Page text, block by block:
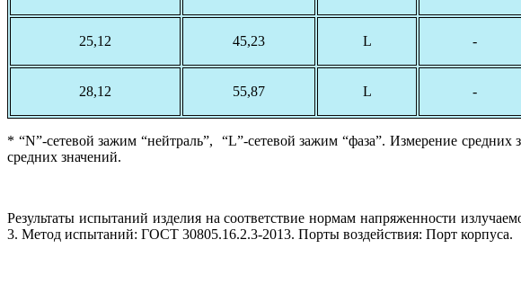
25,12 45,23 L -
28,12 55,87 L -
* “N”-сетевой зажим “нейтраль”, “L”-сетевой зажим “фаза”. Измерение
средних значений.
Результаты испытаний изделия на соответствие нормам напряженности
3. Метод испытаний: ГОСТ 30805.16.2.3-2013. Порты воздействия: Порт корпуса.